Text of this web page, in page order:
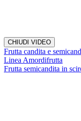
CHIUDI VIDEO
Frutta candita e
Linea Amordifrutta
Frutta semicandita in